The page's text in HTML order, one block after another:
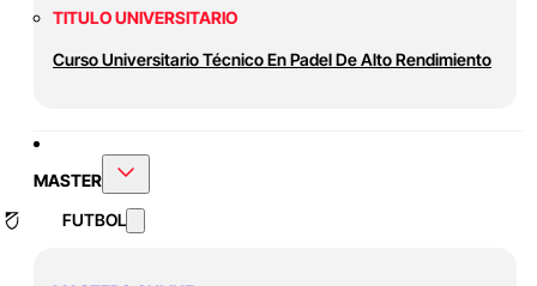
TITULO UNIVERSITARIO
Curso Universitario Técnico En Padel De Alto Rendimiento
MASTER
FUTBOL